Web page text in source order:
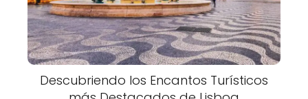
Descubriendo los Encantos Turísticos